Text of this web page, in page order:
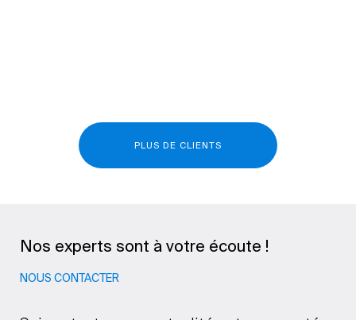
PLUS DE CLIENTS
Nos experts sont à votre écoute !
NOUS CONTACTER